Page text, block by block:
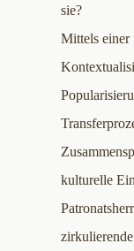
sie?
Mittels einer
kulturelle